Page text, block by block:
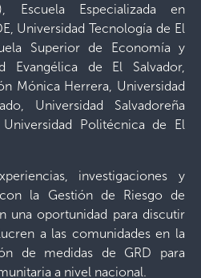
Escuela Especializada en
Universidad Tecnología de El
Superior de Economía y
Evangélica de El Salvador,
Mónica Herrera, Universidad
Universidad Salvadoreña
Politécnica de El
investigaciones y
la Gestión de Riesgo de
una oportunidad para discutir
a las comunidades en la
de medidas de GRD para
a nivel nacional.